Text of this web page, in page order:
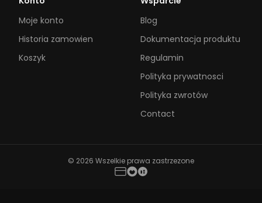
Moje konto
Historia zamowien
Koszyk
Blog
Dokumentacja produktu
Regulamin
Polityka prywatnosci
Polityka zwrotów
Contact
© 2026 Wszelkie prawa zastrzezone